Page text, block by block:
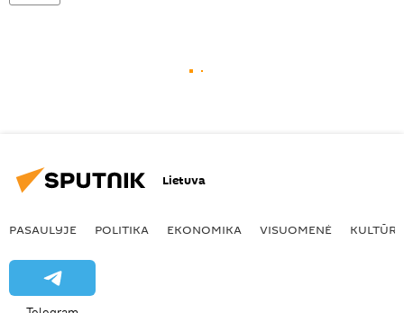
Lietuva
PASAULYJE POLITIKA EKONOMIKA VISUOMENĖ KULTŪRA